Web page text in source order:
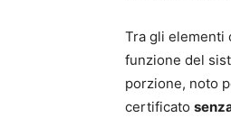
Tra gli elementi
funzione del
porzione, noto
certificato